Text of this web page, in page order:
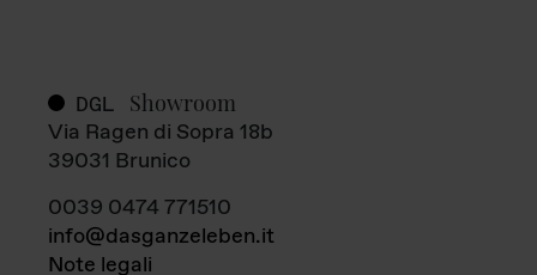
DGL Showroom
Via Ragen di Sopra 18b
39031 Brunico
0039 0474 771510
info@dasganzeleben.it
Note legali